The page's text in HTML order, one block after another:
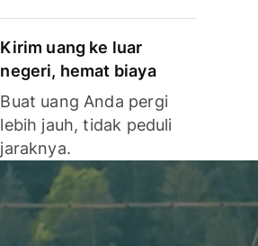
Kirim uang ke luar
negeri, hemat biaya
Buat uang Anda pergi
lebih jauh, tidak peduli
jaraknya.